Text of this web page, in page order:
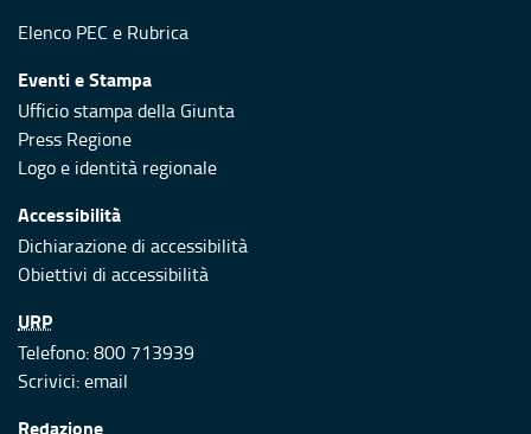
Elenco PEC e Rubrica
Eventi e Stampa
Ufficio stampa della Giunta
Press Regione
Logo e identità regionale
Accessibilità
Dichiarazione di accessibilità
Obiettivi di accessibilità
URP
Telefono: 800 713939
Scrivici:email
Redazione